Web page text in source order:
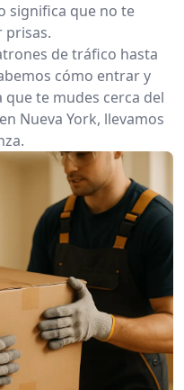
significa que no te
de tráfico hasta
cómo entrar y
que te mudes cerca del
Nueva York, llevamos